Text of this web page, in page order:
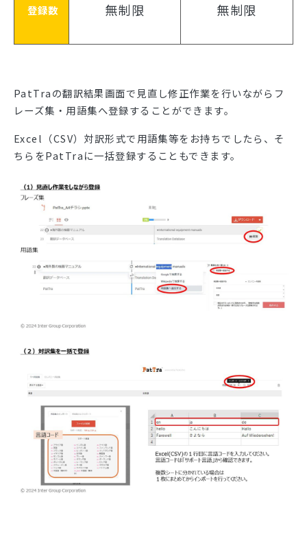
登録数 無制限 無制限
PatTraの翻訳結果画面で見直し修正作業を行いながらフ
レーズ集・用語集へ登録することができます。
Excel（CSV）対訳形式で用語集等をお持ちでしたら、そ
ちらをPatTraに一括登録することもできます。